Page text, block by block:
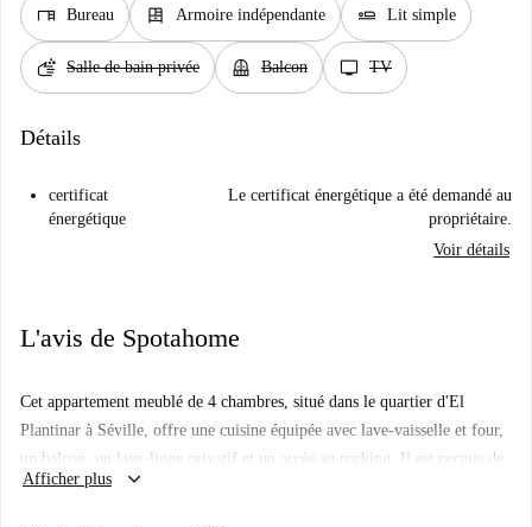
desk Bureau dresser Armoire indépendante airline_seat_flat Lit simple
soap Salle de bain privée balcony Balcon tv TV
Détails
certificat
énergétique
Le certificat énergétique a été demandé au
propriétaire.
Voir détails
L'avis de Spotahome
Cet appartement meublé de 4 chambres, situé dans le quartier d'El
Plantinar à Séville, offre une cuisine équipée avec lave-vaisselle et four,
un balcon, un lave-linge privatif et un accès au parking. Il est permis de
fumer et les invités sont les bienvenus. Toutes les charges (électricité,
Afficher plus keyboard_arrow_down